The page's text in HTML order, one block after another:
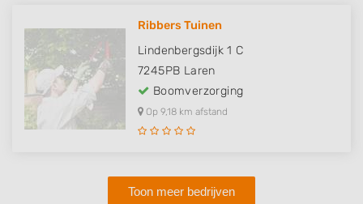
Ribbers Tuinen
Lindenbergsdijk 1 C
7245PB Laren
Boomverzorging
Op 9,18 km afstand
Toon meer bedrijven